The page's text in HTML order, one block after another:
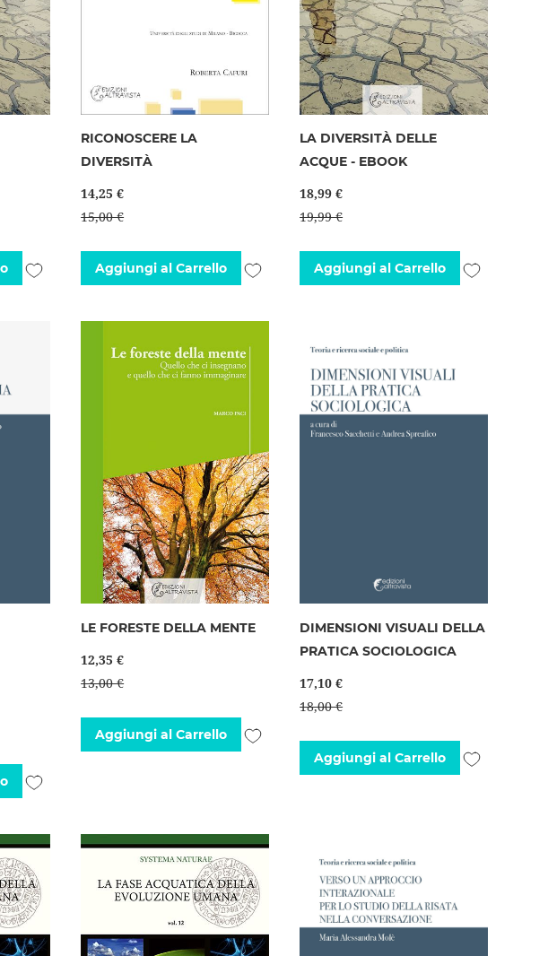
Aggiungi
RICONOSCERE LA
DIVERSITÀ
14,25 €
15,00 €
Aggiungi al Carrello
Aggiungi
LA DIVERSITÀ DELLE
ACQUE - EBOOK
18,99 €
19,99 €
Aggiungi al Carrello
Aggiungi
Aggiungi
lista
LE FORESTE DELLA MENTE
12,35 €
13,00 €
Aggiungi al Carrello
Aggiungi
DIMENSIONI VISUALI DELLA
PRATICA SOCIOLOGICA
17,10 €
18,00 €
Aggiungi al Carrello
Aggiungi